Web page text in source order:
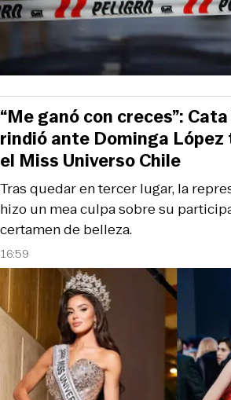
16:59
Tras quedar en tercer lugar, la
hizo un mea culpa sobre su
certamen de belleza.
“Me ganó con creces”:
rindió ante Dominga López
el Miss Universo Chile